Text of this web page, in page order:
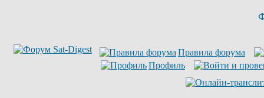
Правила форума
Профиль